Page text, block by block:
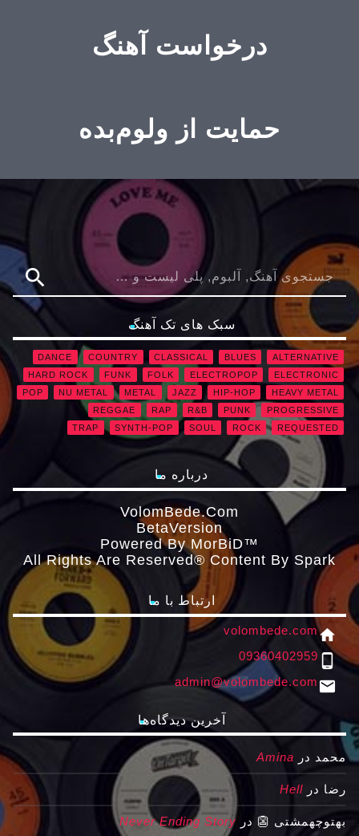
درخواست آهنگ
حمایت از ولوم‌بده
search
سبک های تک آهنگ
ALTERNATIVE
BLUES
CLASSICAL
COUNTRY
DANCE
ELECTRONIC
ELECTROPOP
FOLK
FUNK
HARD ROCK
HEAVY METAL
HIP-HOP
JAZZ
METAL
NU METAL
POP
PROGRESSIVE
PUNK
R&B
RAP
REGGAE
REQUESTED
ROCK
SOUL
SYNTH-POP
TRAP
درباره ما
VolomBede.com
ΒetaVersion
Powered By MorBiD™
All Rights Are Reserved® Content By Spark
ارتباط با ما
home
volombede.com
phone_android
09360402959
email
admin@volombede.com
آخرین دیدگاه‌ها
محمد در Amina
رضا در Hell
بهتوچهمشتی 👺 در Never Ending Story